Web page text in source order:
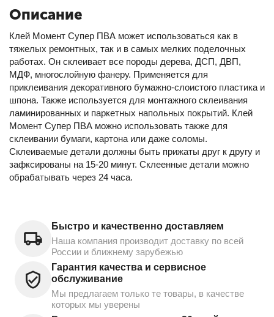
Описание
Клей Момент Супер ПВА может использоваться как в
тяжелых ремонтных, так и в самых мелких поделочных
работах. Он склеивает все породы дерева, ДСП, ДВП,
МДФ, многослойную фанеру. Применяется для
приклеивания декоративного бумажно-слоистого пластика и
шпона. Также используется для монтажного склеивания
ламинированных и паркетных напольных покрытий. Клей
Момент Супер ПВА можно использовать также для
склеивании бумаги, картона или даже соломы.
Склеиваемые детали должны быть прижаты друг к другу и
зафксированы на 15-20 минут. Склеенные детали можно
обрабатывать через 24 часа.
Быстро и качественно доставляем
Наша компания производит доставку по всей
России и ближнему зарубежью
Гарантия качества и сервисное
обслуживание
Мы предлагаем только те товары, в качестве
которых мы уверены